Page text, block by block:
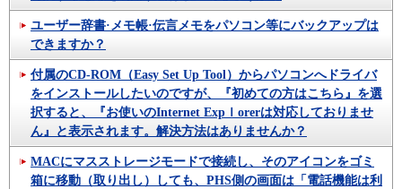
ユーザー辞書·メモ帳·伝言メモをパソコン等にバックアップは
できますか？
付属のCD-ROM（Easy Set Up Tool）からパソコンへドライバ
をインストールしたいのですが、『初めての方はこちら』を選
択すると、『お使いのInternet Expｌorerは対応しておりませ
ん』と表示されます。解決方法はありませんか？
MACにマスストレージモードで接続し、そのアイコンをゴミ
箱に移動（取り出し）しても、PHS側の画面は「電話機能は利